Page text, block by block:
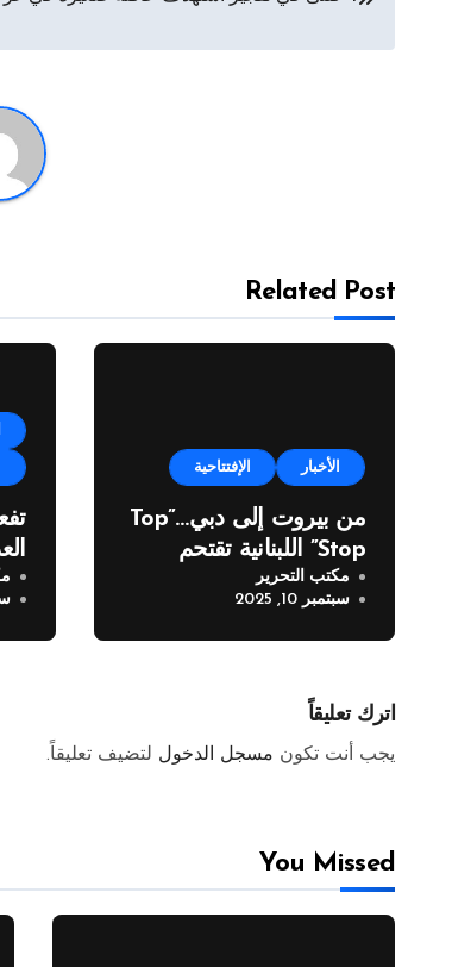
المقالات
Related Post
الأخبار الإفتتاحية
من بيروت إلى دبي…”Top
Stop” اللبنانية تقتحم
المعارض الدولية
مكتب التحرير
سبتمبر 10, 2025
اترك تعليقاً
يجب أنت تكون مسجل الدخول لتضيف تعليقاً.
You Missed